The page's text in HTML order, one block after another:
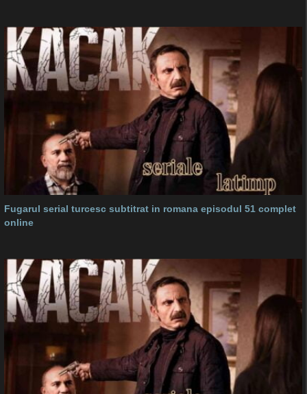
Fugarul serial turcesc subtitrat in romana episodul 51 complet
online